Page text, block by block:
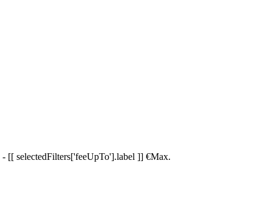
- [[ selectedFilters['feeUpTo'].label ]] €Max.